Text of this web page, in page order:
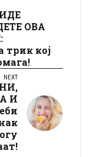
ОВА
трик кој
NEXT
И